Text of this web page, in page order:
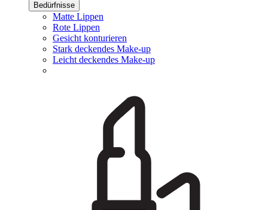
Bedürfnisse
Matte Lippen
Rote Lippen
Gesicht konturieren
Stark deckendes Make-up
Leicht deckendes Make-up